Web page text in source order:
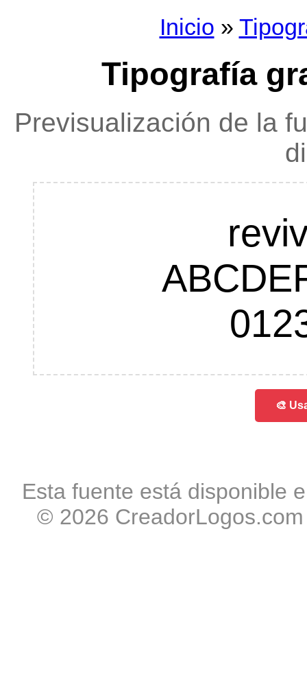
Inicio »
Tipografía
Previsualización de la
🎨
Esta fuente está disponible
© 2026